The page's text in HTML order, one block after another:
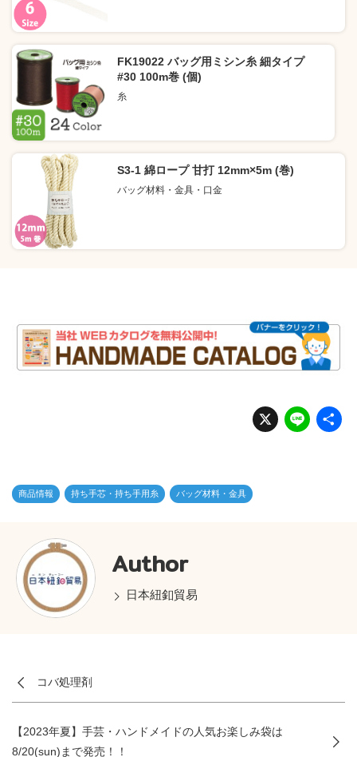
FK19022 バッグ用ミシン糸 細タイプ
#30 100m巻 (個)
糸
S3-1 綿ロープ 甘打 12mm×5m (巻)
バッグ材料・金具・口金
X Li
n
商品情報 持ち手芯・持ち手用糸 バッグ材料・金具
Author
日本紐釦貿易
コバ処理剤
【2023年夏】手芸・ハンドメイドの人気お楽しみ袋は
8/20(sun)まで発売！！